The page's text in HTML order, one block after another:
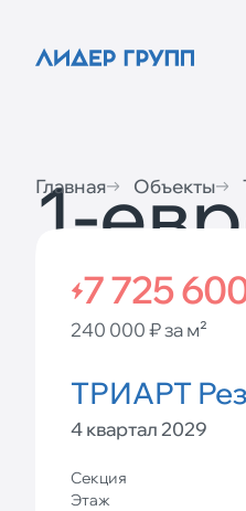
1-
Главная Объекты
7 725
240 000 ₽ за м²
ТРИАРТ
4 квартал 2029
Секция
Этаж